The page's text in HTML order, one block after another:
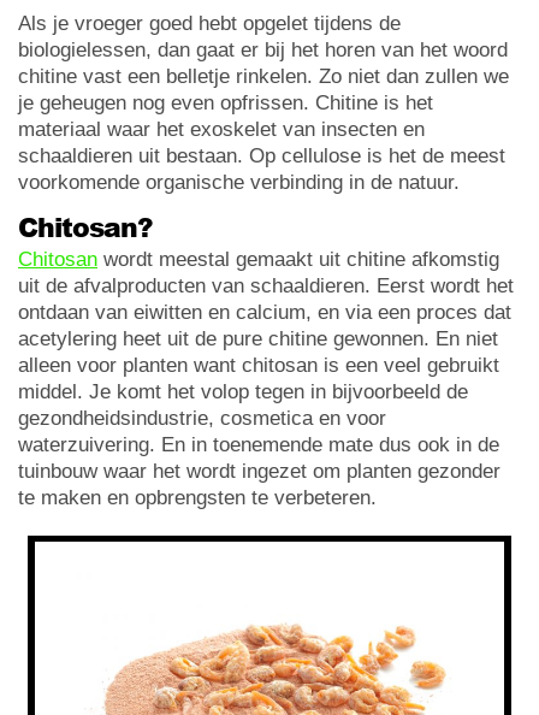
Als je vroeger goed hebt opgelet tijdens de
biologielessen, dan gaat er bij het horen van het woord
chitine vast een belletje rinkelen. Zo niet dan zullen we
je geheugen nog even opfrissen. Chitine is het
materiaal waar het exoskelet van insecten en
schaaldieren uit bestaan. Op cellulose is het de meest
voorkomende organische verbinding in de natuur.
Chitosan?
Chitosan wordt meestal gemaakt uit chitine afkomstig
uit de afvalproducten van schaaldieren. Eerst wordt het
ontdaan van eiwitten en calcium, en via een proces dat
acetylering heet uit de pure chitine gewonnen. En niet
alleen voor planten want chitosan is een veel gebruikt
middel. Je komt het volop tegen in bijvoorbeeld de
gezondheidsindustrie, cosmetica en voor
waterzuivering. En in toenemende mate dus ook in de
tuinbouw waar het wordt ingezet om planten gezonder
te maken en opbrengsten te verbeteren.